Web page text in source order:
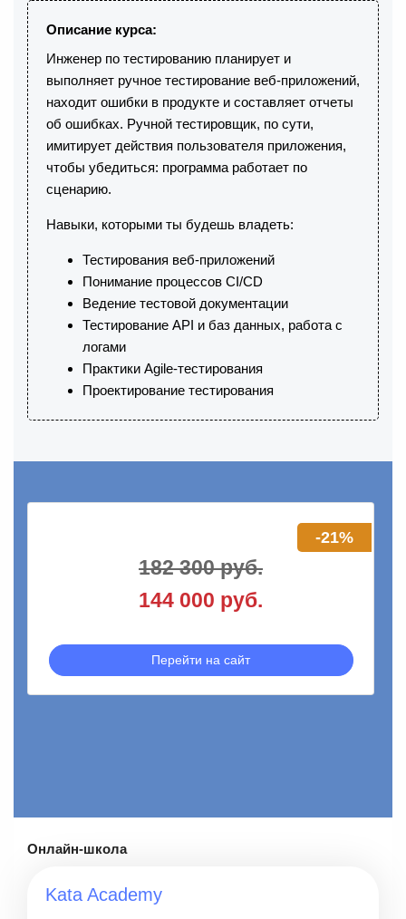
Описание курса:
Инженер по тестированию планирует и
выполняет ручное тестирование веб-приложений,
находит ошибки в продукте и составляет отчеты
об ошибках. Ручной тестировщик, по сути,
имитирует действия пользователя приложения,
чтобы убедиться: программа работает по
сценарию.
Навыки, которыми ты будешь владеть:
Тестирования веб-приложений
Понимание процессов CI/CD
Ведение тестовой документации
Тестирование API и баз данных, работа с
логами
Практики Agile-тестирования
Проектирование тестирования
-21%
182 300 руб.
144 000 руб.
Перейти на сайт
Онлайн-школа
Kata Academy